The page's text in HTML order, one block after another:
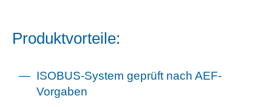
Produktvorteile:
ISOBUS-System geprüft nach AEF-
Vorgaben